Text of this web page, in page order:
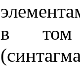
в том